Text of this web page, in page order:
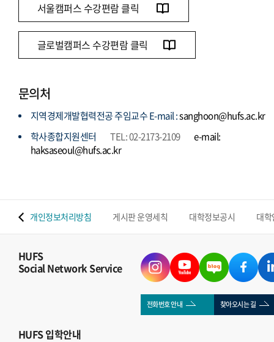
서울캠퍼스 수강편람 클릭
글로벌캠퍼스 수강편람 클릭
문의처
지역경제개발협력전공 주임교수 E-mail :sanghoon@hufs.ac.kr
학사종합지원센터
TEL: 02-2173-2109
e-mail:
haksaseoul@hufs.ac.kr
개인정보처리방침 게시판 운영세칙 대학정보공시 대
HUFS
Social Network Service
전화번호 안내 찾아오시는 길
HUFS입학안내